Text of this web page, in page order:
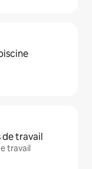
de travail
travail